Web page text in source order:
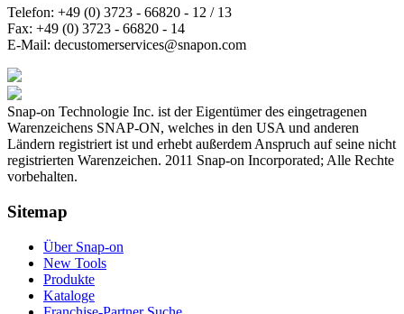
Telefon: +49 (0) 3723 - 66820 - 12 / 13
Fax: +49 (0) 3723 - 66820 - 14
E-Mail: decustomerservices@snapon.com
Snap-on Technologie Inc. ist der Eigentümer des eingetragenen
Warenzeichens SNAP-ON, welches in den USA und anderen
Ländern registriert ist und erhebt außerdem Anspruch auf seine nicht
registrierten Warenzeichen. 2011 Snap-on Incorporated; Alle Rechte
vorbehalten.
Sitemap
Über Snap-on
New Tools
Produkte
Kataloge